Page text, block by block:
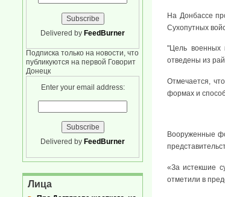
На Донбассе
Сухопутных
"Цель военных
отведены из
Отмечается,
формах и
Вооруженные
«За истекшие
отметили в
Delivered by FeedBurner
Подписка только на новости, что
публикуются на первой Говорит
Донецк
Enter your email address:
Delivered by FeedBurner
Лица